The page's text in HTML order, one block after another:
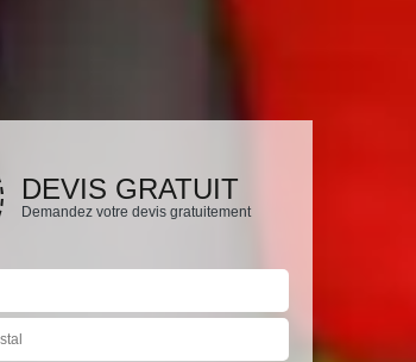
DEVIS GRATUIT
Demandez votre devis gratuitement